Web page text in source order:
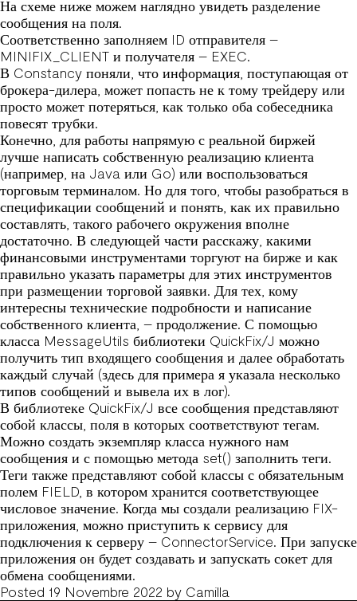
На схеме ниже можем наглядно увидеть разделение
сообщения на поля.
Соответственно заполняем ID отправителя –
MINIFIX_CLIENT и получателя – EXEC.
В Constancy поняли, что информация, поступающая от
брокера-дилера, может попасть не к тому трейдеру или
просто может потеряться, как только оба собеседника
повесят трубки.
Конечно, для работы напрямую с реальной биржей
лучше написать собственную реализацию клиента
(например, на Java или Go) или воспользоваться
торговым терминалом. Но для того, чтобы разобраться в
спецификации сообщений и понять, как их правильно
составлять, такого рабочего окружения вполне
достаточно. В следующей части расскажу, какими
финансовыми инструментами торгуют на бирже и как
правильно указать параметры для этих инструментов
при размещении торговой заявки. Для тех, кому
интересны технические подробности и написание
собственного клиента, – продолжение. С помощью
класса MessageUtils библиотеки QuickFix/J можно
получить тип входящего сообщения и далее обработать
каждый случай (здесь для примера я указала несколько
типов сообщений и вывела их в лог).
В библиотеке QuickFix/J все сообщения представляют
собой классы, поля в которых соответствуют тегам.
Можно создать экземпляр класса нужного нам
сообщения и с помощью метода set() заполнить теги.
Теги также представляют собой классы с обязательным
полем FIELD, в котором хранится соответствующее
числовое значение. Когда мы создали реализацию FIX-
приложения, можно приступить к сервису для
подключения к серверу – ConnectorService. При запуске
приложения он будет создавать и запускать сокет для
обмена сообщениями.
Posted 19 Novembre 2022 by Camilla